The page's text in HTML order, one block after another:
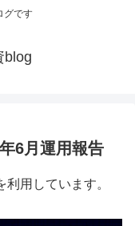
グです
blog
6月運用報告
用しています。